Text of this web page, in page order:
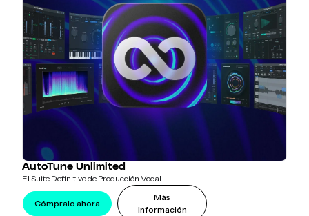
AutoTune Unlimited
El Suite Definitivo de Producción Vocal
Cómpralo ahora
Más
información